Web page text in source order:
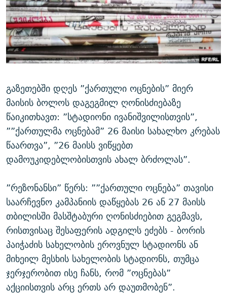
ᲛᲝᲚᲐᲞᲐᲠᲐᲙᲔ ᲢᲔᲥᲡᲢᲔᲑᲘ
ᲨᲘᲜ - ᲣᲪᲮᲝᲔᲗᲨᲘ
ᲚᲘᲢᲔᲠᲐᲢᲣᲠᲣᲚᲘ ᲬᲐᲮᲜᲐᲒᲔᲑᲘ
ᲐᲛᲔᲠᲘᲙᲣᲚᲘ ᲛᲝᲗᲮᲠᲝᲑᲐ
ᲘᲛᲞᲔᲠᲘᲐ ᲓᲐ ᲠᲐᲓᲘᲝ
ᲩᲔᲛᲘ ᲡᲘᲙᲕᲓᲘᲚᲘᲡ ᲛᲘᲖᲔᲖᲘᲐ COVID-19
11 ᲬᲔᲚᲘ - 11 ᲐᲛᲑᲐᲕᲘ
ᲡᲐᲞᲐᲠᲚᲐᲛᲔᲜᲢᲝ ᲐᲠᲩᲔᲕᲜᲔᲑᲘᲡ ᲘᲡᲢᲝᲠᲘᲐ
ᲑᲐᲕᲨᲕᲔᲑᲘ ᲞᲠᲝᲡᲢᲘᲢᲣᲪᲘᲐᲨᲘ - ᲐᲛᲝᲣᲗᲥᲛᲔᲚᲘ ᲐᲛᲑᲐᲕᲘ
5 ᲐᲛᲑᲐᲕᲘ - 20 ᲘᲕᲜᲘᲡᲡ ᲓᲐᲨᲐᲕᲔᲑᲣᲚᲔᲑᲘ
ᲐᲒᲕᲘᲡᲢᲝᲡ ᲝᲛᲘ
ПРИВЕТ ᲙᲣᲚᲢᲣᲠᲐ
ᲒᲐᲛᲝᲘᲬᲔᲠᲔ
გაზეთებში დღეს ”ქართული ოცნების” მიერ
მაისის ბოლოს დაგეგმილ ღონისძიებაზე
წაიკითხავთ: ”სტადიონი ივანიშვილისთვის”,
””ქართულმა ოცნებამ” 26 მაისი სახალხო კრებას
წაართვა”, ”26 მაისს ვიწყებთ
დამოუკიდებლობისთვის ახალ ბრძოლას”.
”რეზონანსი” წერს: ””ქართული ოცნება” თავისი
საარჩევნო კამპანიის დაწყებას 26 ან 27 მაისს
თბილისში მასშტაბური ღონისძიებით გეგმავს,
რისთვისაც შესაფერის ადგილს ეძებს - ბორის
პაიჭაძის სახელობის ეროვნულ სტადიონს ან
მიხეილ მესხის სახელობის სტადიონს, თუმცა
ჯერჯერობით ისე ჩანს, რომ ”ოცნებას”
აქციისთვის არც ერთს არ დაუთმობენ”.